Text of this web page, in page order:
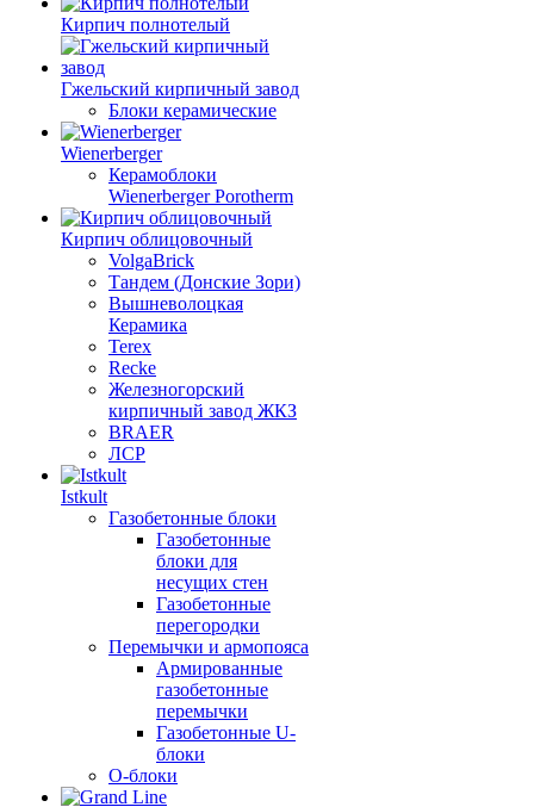
Кирпич полнотелый
Гжельский кирпичный завод
Блоки керамические
Wienerberger
Керамоблоки
Wienerberger Porotherm
Кирпич облицовочный
VolgaBrick
Тандем (Донские Зори)
Вышневолоцкая
Керамика
Terex
Recke
Железногорский
кирпичный завод ЖКЗ
BRAER
ЛСР
Istkult
Газобетонные блоки
Газобетонные
блоки для
несущих стен
Газобетонные
перегородки
Перемычки и армопояса
Армированные
газобетонные
перемычки
Газобетонные U-
блоки
О-блоки